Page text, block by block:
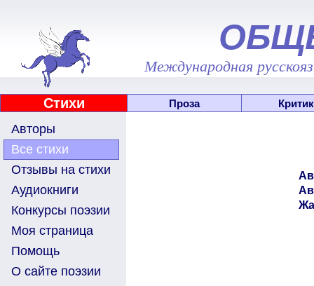
Международная
Стихи Проза
Авторы
Все стихи
Отзывы на стихи
Аудиокниги
Конкурсы поэзии
Моя страница
Помощь
О сайте поэзии